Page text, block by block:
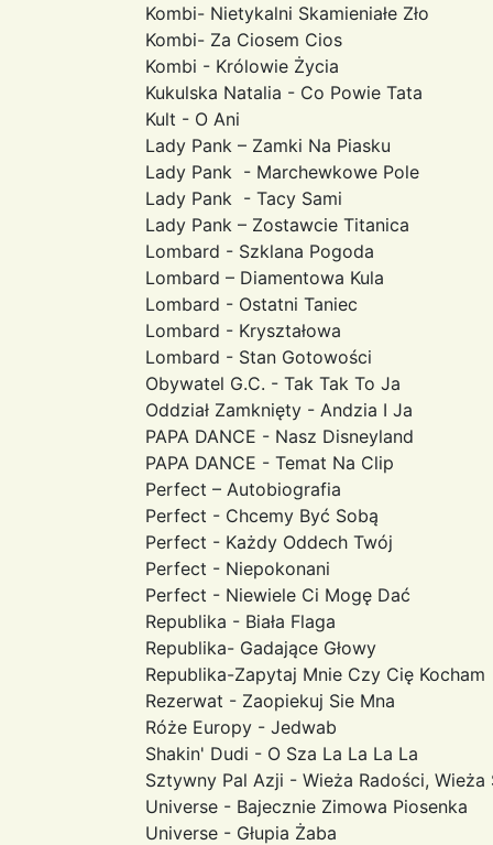
Kombi- Nietykalni Skamieniałe Zło
Kombi- Za Ciosem Cios
Kombi - Królowie Życia
Kukulska Natalia - Co Powie Tata
Kult - O Ani
Lady Pank – Zamki Na Piasku
Lady Pank - Marchewkowe Pole
Lady Pank - Tacy Sami
Lady Pank – Zostawcie Titanica
Lombard - Szklana Pogoda
Lombard – Diamentowa Kula
Lombard - Ostatni Taniec
Lombard - Kryształowa
Lombard - Stan Gotowości
Obywatel G.C. - Tak Tak To Ja
Oddział Zamknięty - Andzia I Ja
PAPA DANCE - Nasz Disneyland
PAPA DANCE - Temat Na Clip
Perfect – Autobiografia
Perfect - Chcemy Być Sobą
Perfect - Każdy Oddech Twój
Perfect - Niepokonani
Perfect - Niewiele Ci Mogę Dać
Republika - Biała Flaga
Republika- Gadające Głowy
Republika-Zapytaj Mnie Czy Cię Kocham
Rezerwat - Zaopiekuj Sie Mna
Róże Europy - Jedwab
Shakin' Dudi - O Sza La La La La
Sztywny Pal Azji - Wieża Radości, Wieża
Universe - Bajecznie Zimowa Piosenka
Universe - Głupia Żaba